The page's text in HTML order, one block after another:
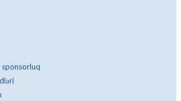
sponsorluq